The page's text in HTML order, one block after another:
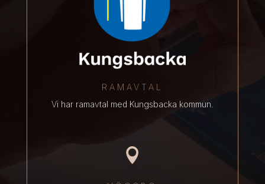
RAMAVTAL
Vi har ramavtal med Kungsbacka kommun.
